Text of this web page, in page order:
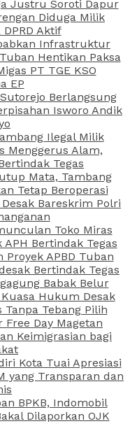
Justru Soroti Dapur
Diduga Milik
Aktif
Infrastruktur
Hentikan Paksa
PT TGE KSO
EP
Berlangsung
Isworo Andik
Ilegal Milik
Menggerus Alam,
Tegas
Mata, Tambang
Tetap Beroperasi
Bareskrim Polri
Toko Miras
APH Bertindak Tegas
Proyek APBD Tuban
Bertindak Tegas
Babak Belur
Hukum Desak
Tebang Pilih
Free Day Magetan
Keimigrasian bagi
Kota Tuai Apresiasi
yang Transparan dan
BPKB, Indomobil
Dilaporkan OJK